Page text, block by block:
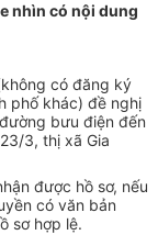
nhìn có nội dung
có đăng ký
phố khác) đề nghị
bưu điện đến
3, thị xã Gia
được hồ sơ, nếu
có văn bản
sơ hợp lệ.